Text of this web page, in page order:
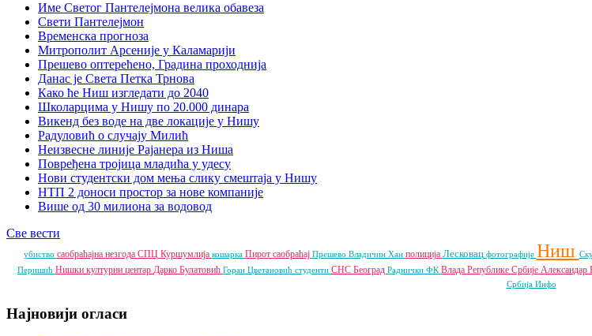
Име Светог Пантелејмона велика обавеза
Свети Пантелејмон
Временска прогноза
Митрополит Арсеније у Каламарији
Прешево оптерећено, Градина проходнија
Данас је Света Петка Трнова
Како ће Ниш изгледати до 2040
Школарцима у Нишу по 20.000 динара
Викенд без воде на две локације у Нишу
Радуловић о случају Милић
Неизвесне линије Рајанера из Ниша
Повређена тројица младића у удесу
Нови студентски дом мења слику смештаја у Нишу
НТП 2 доноси простор за нове компаније
Више од 30 милиона за водовод
Све вести
убиство саобраћајна незгода СПЦ Куршумлија кошарка Пирот саобраћај Прешево Владичин Хан полиција Лесковац фотографије Ниш
Перишић Нишки културни центар Дарко Булатовић Горан Цветановић студенти СНС Београд Раднички ФК Влада Републике Србије Александар
Србија Инфо
Најновији огласи